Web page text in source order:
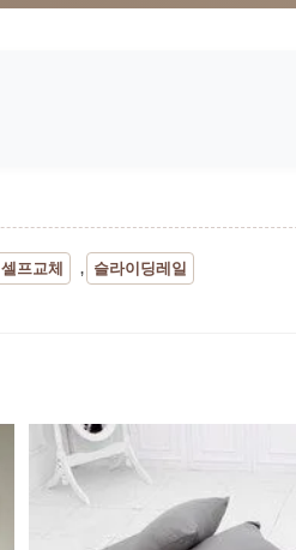
셀프교체 , 슬라이딩레일